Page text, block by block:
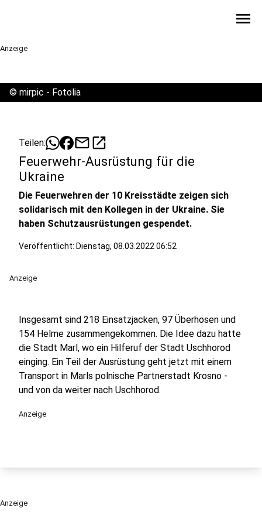
menu
Anzeige
© mirpic - Fotolia
Teilen: mailopen_in_new
Feuerwehr-Ausrüstung für die
Ukraine
Die Feuerwehren der 10 Kreisstädte zeigen sich
solidarisch mit den Kollegen in der Ukraine. Sie
haben Schutzausrüstungen gespendet.
Veröffentlicht: Dienstag, 08.03.2022 06:52
Anzeige
Insgesamt sind 218 Einsatzjacken, 97 Überhosen und
154 Helme zusammengekommen. Die Idee dazu hatte
die Stadt Marl, wo ein Hilferuf der Stadt Uschhorod
einging. Ein Teil der Ausrüstung geht jetzt mit einem
Transport in Marls polnische Partnerstadt Krosno -
und von da weiter nach Uschhorod.
Anzeige
Anzeige